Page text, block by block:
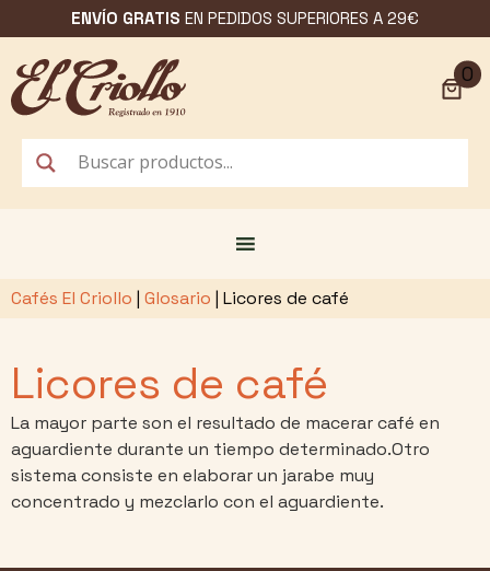
al
contenido
ENVÍO GRATIS EN PEDIDOS SUPERIORES A 29€
0
Cafés El Criollo | Glosario | Licores de café
Licores de café
La mayor parte son el resultado de macerar café en
aguardiente durante un tiempo determinado.Otro
sistema consiste en elaborar un jarabe muy
concentrado y mezclarlo con el aguardiente.